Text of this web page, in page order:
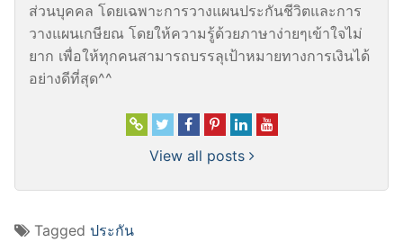
ส่วนบุคคล โดยเฉพาะการวางแผนประกันชีวิตและการ
วางแผนเกษียณ โดยให้ความรู้ด้วยภาษาง่ายๆเข้าใจไม่
ยาก เพื่อให้ทุกคนสามารถบรรลุเป้าหมายทางการเงินได้
อย่างดีที่สุด^^
View all posts
Tagged ประกัน